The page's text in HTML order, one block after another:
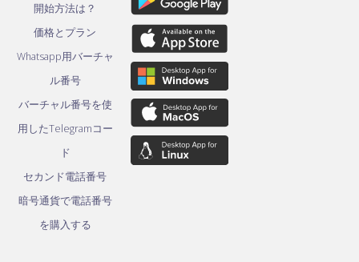
開始方法は？
価格とプラン
Whatsapp用バーチャ
ル番号
バーチャル番号を使
用したTelegramコー
ド
セカンド電話番号
暗号通貨で電話番号
を購入する